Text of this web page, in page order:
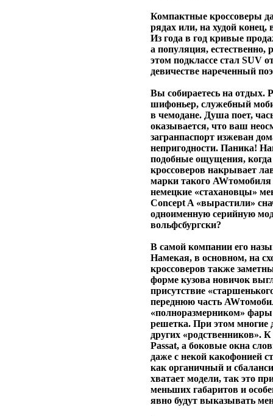
Компактные кроссоверы
рядах или, на худой
Из года в год кривые
а популяция, естественно,
этом подклассе стал SUV
девичестве нареченный
Вы собираетесь на отдых.
шифоньер, служебный
в чемодане. Душа поет,
оказывается, что ваш
загранпаспорт изжеван
непригодности. Паника!
подобные ощущения,
кроссоверов накрывает
марки такого
немецкие «стахановцы»
Concept A «вырастили»
одноименную серийную
вольфсбургски?
В самой компании его
Намекая, в основном, на
кроссоверов также
форме кузова новичок
присутствие
переднюю часть
«полноразмерником»
решетка. При этом многие
других «родственников».
Passat, а боковые окна
даже с некой какофонией
как органичный и
хватает модели, так это
меньших габаритов и
явно будут выказывать